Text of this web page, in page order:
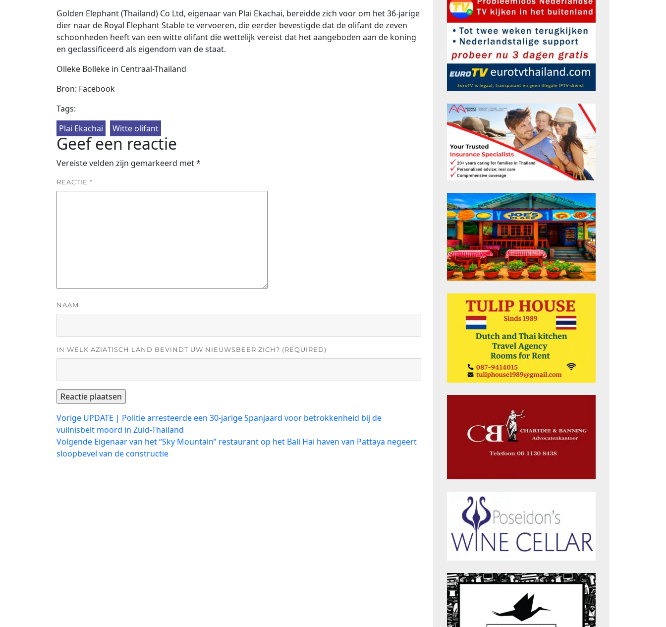
Golden Elephant (Thailand) Co Ltd, eigenaar van Plai Ekachai, bereidde zich voor om het 36-jarige
dier naar de Royal Elephant Stable te vervoeren, die eerder bevestigde dat de olifant de zeven
schoonheden heeft van een witte olifant die wettelijk vereist dat het aangeboden aan de koning
en geclassificeerd als eigendom van de staat.
Olleke Bolleke in Centraal-Thailand
Bron: Facebook
Tags:
Plai Ekachai
Witte olifant
Geef een reactie
Vereiste velden zijn gemarkeerd met*
REACTIE *
NAAM
IN WELK AZIATISCH LAND BEVINDT UW NIEUWSBEER ZICH? (REQUIRED)
Bericht
navigatie
Vorige Vorig
bericht:
UPDATE | Politie arresteerde een 30-jarige Spanjaard voor betrokkenheid bij de
vuilnisbelt moord in Zuid-Thailand
Volgende Volgend
bericht:
Eigenaar van het “Sky Mountain” restaurant op het Bali Hai haven van Pattaya negeert
sloopbevel van de constructie